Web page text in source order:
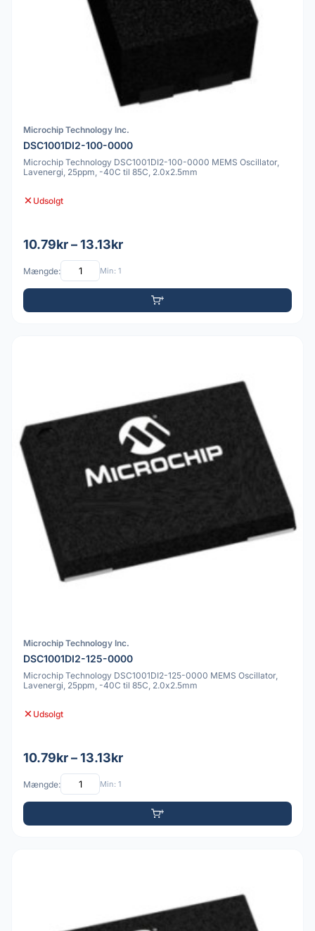
Microchip Technology Inc.
DSC1001DI2-100-0000
Microchip Technology DSC1001DI2-100-0000 MEMS Oscillator,
Lavenergi, 25ppm, -40C til 85C, 2.0x2.5mm
Udsolgt
10.79kr – 13.13kr
Mængde: Min: 1
Microchip Technology Inc.
DSC1001DI2-125-0000
Microchip Technology DSC1001DI2-125-0000 MEMS Oscillator,
Lavenergi, 25ppm, -40C til 85C, 2.0x2.5mm
Udsolgt
10.79kr – 13.13kr
Mængde: Min: 1